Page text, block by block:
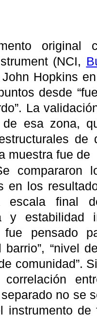
original
(NCI,
John Hopkins
desde
La
esa zona,
muestra fue de
compararon
en los
escala final
y
fue pensado
barrio”, “nivel
comunidad”.
no se
instrumento